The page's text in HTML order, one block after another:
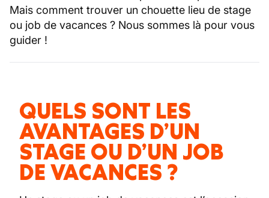
Mais comment trouver un chouette lieu de stage
ou job de vacances ? Nous sommes là pour vous
guider !
QUELS SONT LES
AVANTAGES D’UN
STAGE OU D’UN JOB
DE VACANCES ?